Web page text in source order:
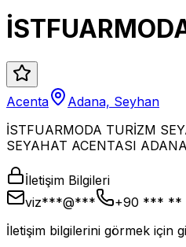
Acenta
Adana, Seyhan
İSTFUARMODA TURİZM
SEYAHAT ACENTASI
İletişim Bilgileri
viz***@***
+90 *** **
İletişim bilgilerini görmek için